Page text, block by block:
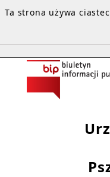
Ta strona używa